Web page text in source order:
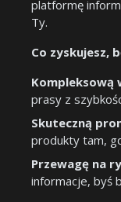
platformę
Ty.
Co zyskujesz,
Kompleksową
prasy z
Skuteczną
produkty tam,
Przewagę na
informacje, byś